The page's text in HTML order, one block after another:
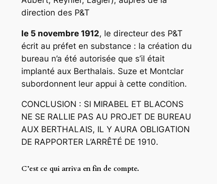
direction des P&T
le 5 novembre 1912, le directeur des P&T
écrit au préfet en substance : la création du
bureau n’a été autorisée que s’il était
implanté aux Berthalais. Suze et Montclar
subordonnent leur appui à cette condition.
CONCLUSION : SI MIRABEL ET BLACONS
NE SE RALLIE PAS AU PROJET DE BUREAU
AUX BERTHALAIS, IL Y AURA OBLIGATION
DE RAPPORTER L’ARRÊTÉ DE 1910.
C’est ce qui arriva en fin de compte.